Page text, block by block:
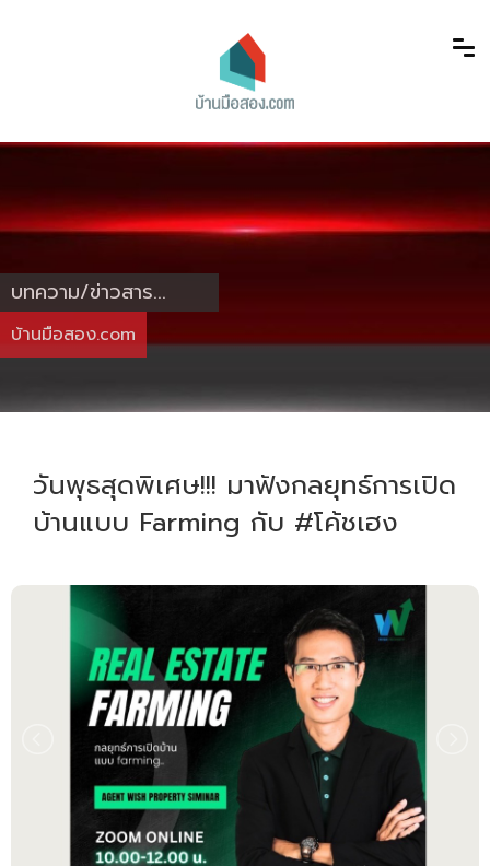
บทความ/ข่าวสาร...
บ้านมือสอง.com
วันพุธสุดพิเศษ!!! มาฟังกลยุทธ์การเปิด
บ้านแบบ Farming กับ #โค้ชเฮง